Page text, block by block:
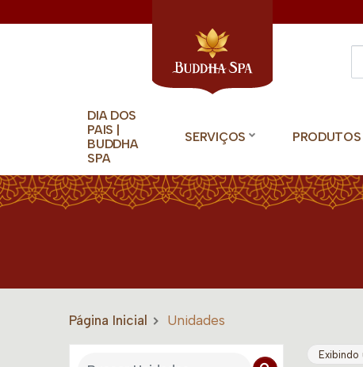
DIA DOS
PAIS |
BUDDHA
SPA
SERVIÇOS PRODUTOS
Página Inicial Unidades
Exibindo